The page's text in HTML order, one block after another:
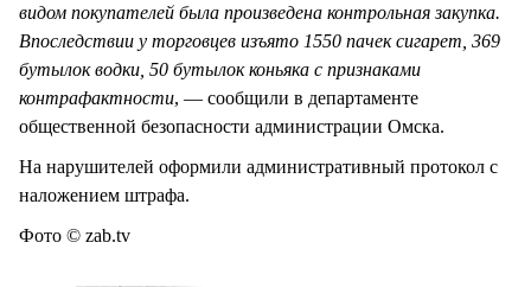
видом покупателей была произведена контрольная закупка.
Впоследствии у торговцев изъято 1550 пачек сигарет, 369
бутылок водки, 50 бутылок коньяка с признаками
контрафактности, — сообщили в департаменте
общественной безопасности администрации Омска.
На нарушителей оформили административный протокол с
наложением штрафа.
Фото © zab.tv